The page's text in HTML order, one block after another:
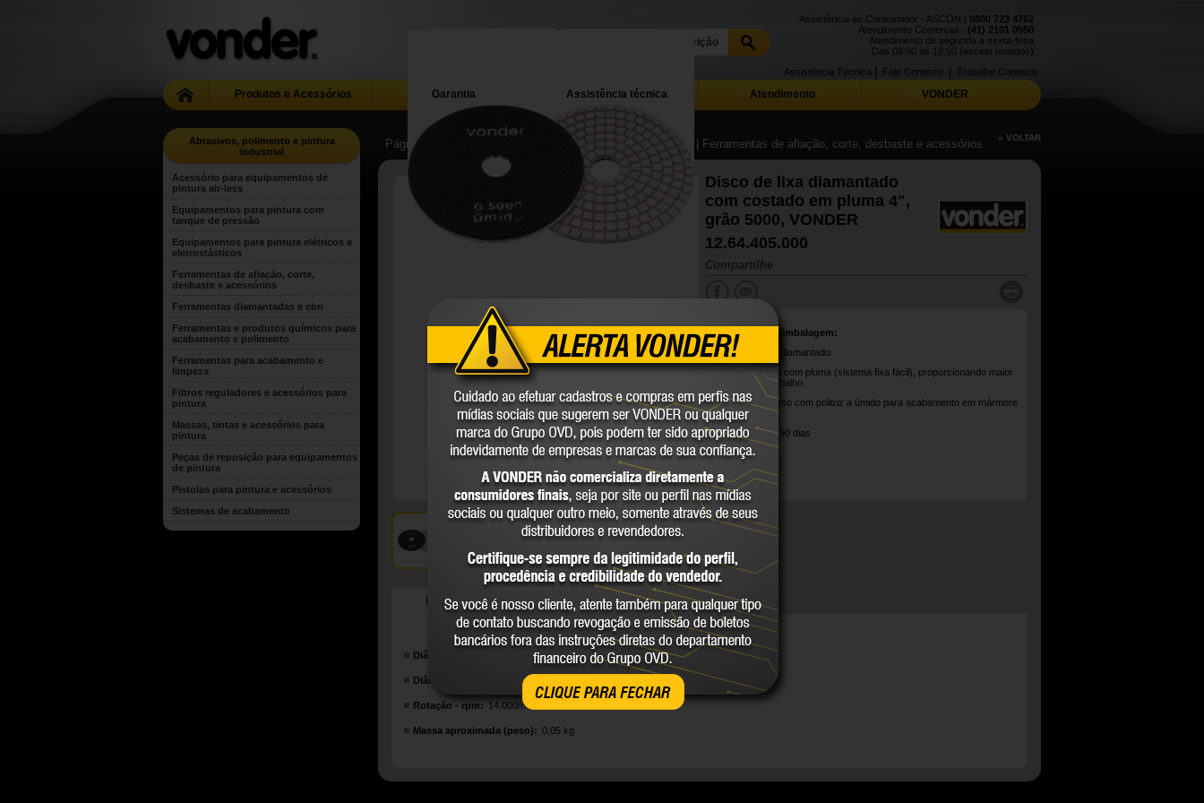
CLIQUE PARA FECHAR
Assistência ao Consumidor - ASCON | 0800 723 4762
Atendimento Comercial - (41) 2101 0550
Atendimento de segunda a sexta-feira
Das 08:00 às 18:00 (exceto feriados)
Trabalhe Conosco
Fale Conosco
Assistência Técnica
Produtos e Acessórios Garantia Assistência técnica Atendimento VONDER
Abrasivos, polimento e pintura
industrial
Acessório para equipamentos de
pintura air-less
Equipamentos para pintura com
tanque de pressão
Equipamentos para pintura elétricos e
eletrostásticos
Ferramentas de afiação, corte,
desbaste e acessórios
Ferramentas diamantadas e cbn
Ferramentas e produtos químicos para
acabamento e polimento
Ferramentas para acabamento e
limpeza
Filtros reguladores e acessórios para
pintura
Massas, tintas e acessórios para
pintura
Peças de reposição para equipamentos
de pintura
Pistolas para pintura e acessórios
Sistemas de acabamento
Página Inicial | Abrasivos, polimento e pintura industrial | Ferramentas de afiação, corte, desbaste e acessórios « VOLTAR
Disco de lixa diamantado
com costado em pluma 4",
grão 5000, VONDER
12.64.405.000
Compartilhe
Conteúdo da Embalagem:
1 Disco de lixa diamantado.
Possui costado com pluma (sistema fixa fácil), proporcionando maior
agilidade no trabalho.
Indicado para uso com politriz a úmido para acabamento em mármore
e granito.
Garantia legal: 90 dias
DETALHES TÉCNICOS
Diâmetro:
Diâmetro do furo: 18 mm
Rotação - rpm: 14.000/min
Massa aproximada (peso): 0,05 kg